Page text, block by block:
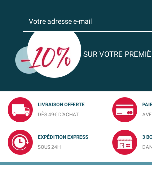
SUR VOTRE
LIVRAISON OFFERTE
DÈS 49€ D'ACHAT
EXPÉDITION EXPRESS
SOUS 24H
3